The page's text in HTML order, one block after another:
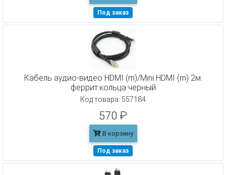
Под заказ
Кабель аудио-видео HDMI (m)/Mini HDMI (m) 2м.
феррит.кольца черный
Код товара: 557184
570 ₽
В корзину
Под заказ